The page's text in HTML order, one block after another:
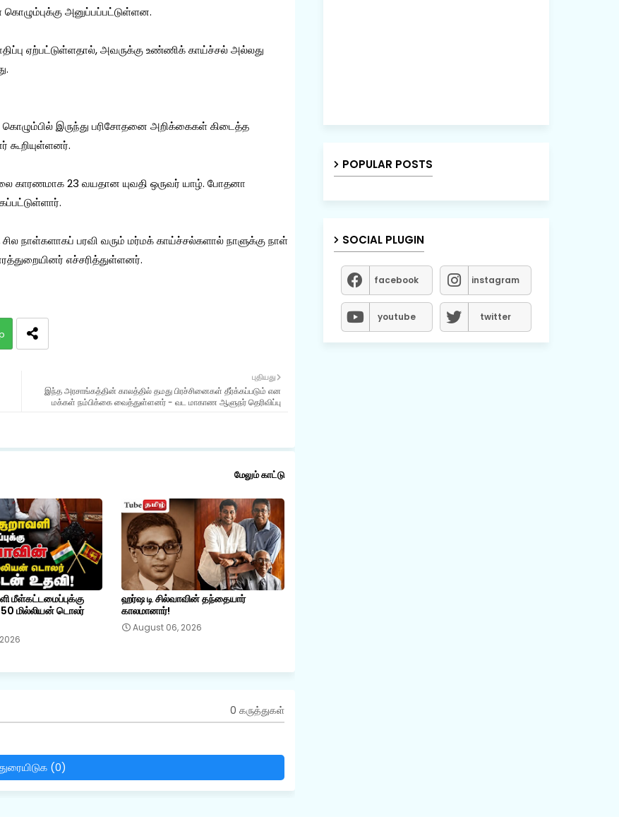
அனுப்பப்பட்டுள்ளன.
ஏற்பட்டுள்ளதால், அவருக்கு உண்ணிக் காய்ச்சல் அல்லது
இருந்து பரிசோதனை அறிக்கைகள் கிடைத்த
கூறியுள்ளனர்.
காரணமாக 23 வயதான யுவதி ஒருவர் யாழ். போதனா
நாள்களாகப் பரவி வரும் மர்மக் காய்ச்சல்களால் நாளுக்கு நாள்
எச்சரித்துள்ளனர்.
புதியது
இந்த அரசாங்கத்தின் காலத்தில் தமது பிரச்சினைகள் தீர்க்கப்படும் என
மக்கள் நம்பிக்கை வைத்துள்ளனர் - வட மாகாண ஆளுநர் தெரிவிப்பு
மேலும் காட்டு
மீள்கட்டமைப்புக்கு
மில்லியன் டொலர்
ஹர்ஷ டி சில்வாவின் தந்தையார்
காலமானார்!
August 06, 2026
0 கருத்துகள்
(0)
POPULAR POSTS
SOCIAL PLUGIN
facebook instagram
youtube twitter